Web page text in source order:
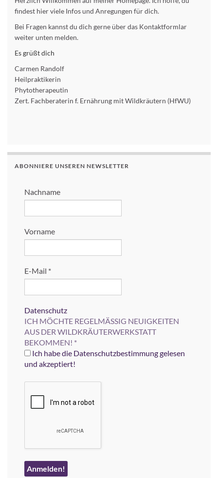
findest hier viele Infos und Anregungen für dich.
Bei Fragen kannst du dich gerne über das Kontaktformlar
weiter unten melden.
Es grüßt dich
Carmen Randolf
Heilpraktikerin
Phytotherapeutin
Zert. Fachberaterin f. Ernährung mit Wildkräutern (HfWU)
ABONNIERE UNSEREN NEWSLETTER
Nachname
Vorname
E-Mail *
Datenschutz
ICH MÖCHTE REGELMÄSSIG NEUIGKEITEN
AUS DER WILDKRÄUTERWERKSTATT
BEKOMMEN! *
Ich habe die Datenschutzbestimmung gelesen
und akzeptiert!